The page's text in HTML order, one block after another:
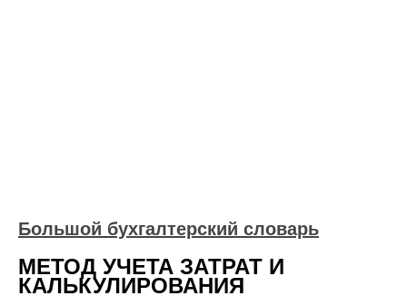
Большой бухгалтерский словарь
МЕТОД УЧЕТА ЗАТРАТ И
КАЛЬКУЛИРОВАНИЯ